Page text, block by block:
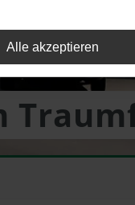
Alle akzeptieren